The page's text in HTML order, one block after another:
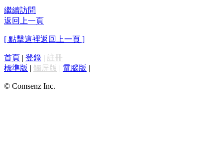
繼續訪問
返回上一頁
[ 點擊這裡返回上一頁 ]
首頁 | 登錄 | 註冊
標準版 | 觸屏版 | 電腦版 |
© Comsenz Inc.